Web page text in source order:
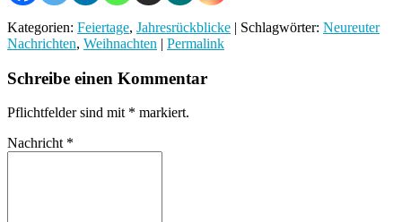
Kategorien: Feiertage, Jahresrückblicke | Schlagwörter: Neureuter
Nachrichten, Weihnachten | Permalink
Schreibe einen Kommentar
Pflichtfelder sind mit * markiert.
Nachricht *